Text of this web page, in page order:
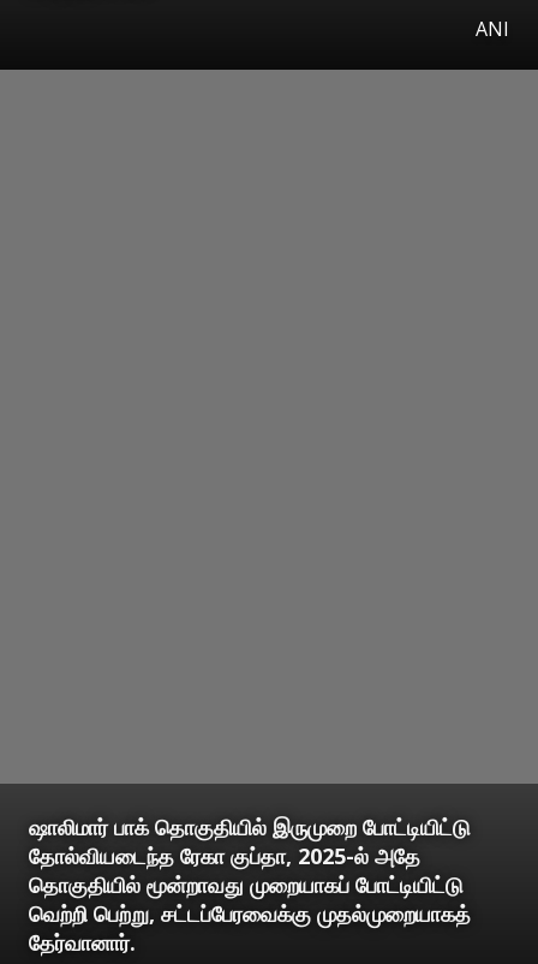
ANI
ஷாலிமார் பாக் தொகுதியில் இருமுறை போட்டியிட்டு
தோல்வியடைந்த ரேகா குப்தா, 2025-ல் அதே
தொகுதியில் மூன்றாவது முறையாகப் போட்டியிட்டு
வெற்றி பெற்று, சட்டப்பேரவைக்கு முதல்முறையாகத்
தேர்வானார்.